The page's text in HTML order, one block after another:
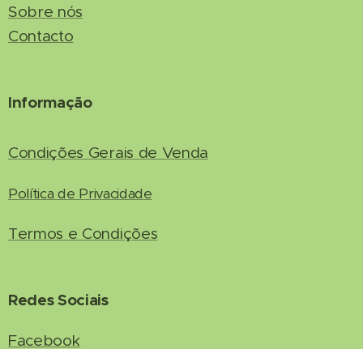
Sobre nós
Contacto
Informação
Condições Gerais de Venda
Política de Privacidade
Termos e Condições
Redes Sociais
Facebook